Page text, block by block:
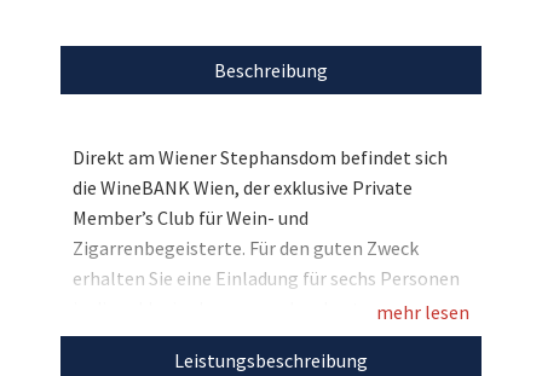
Beschreibung
Direkt am Wiener Stephansdom befindet sich
die WineBANK Wien, der exklusive Private
Member’s Club für Wein- und
Zigarrenbegeisterte. Für den guten Zweck
erhalten Sie eine Einladung für sechs Personen
in die exklusive Lounge und verkosten
Spitzenweine von Peter Skoff (Steiermark),
Schloss Gobelsburg (Niederösterreich) und
mehr lesen
Leistungsbeschreibung